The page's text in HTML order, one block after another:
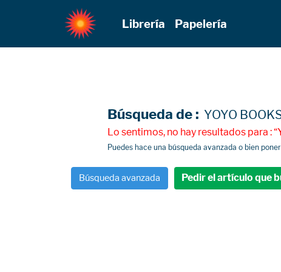
Librería Papelería
Búsqueda de : YOYO
Lo sentimos, no hay resultados para :
Puedes hace una búsqueda avanzada o bien
Búsqueda avanzada Pedir el artículo que